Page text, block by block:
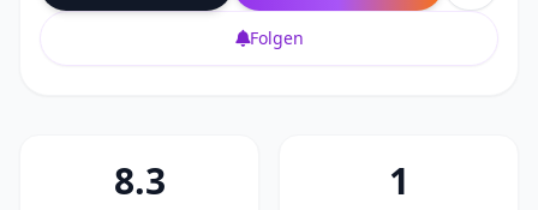
Folgen
8.3 1